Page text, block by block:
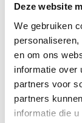
Deze website
We gebruiken
en om ons
informatie over
partners voor
partners
informatie die
EAN
Breedte
Toon meer
Vergelijk